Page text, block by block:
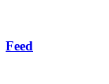
Feed